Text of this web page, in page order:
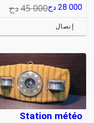
28 000 دج45 000دج
إتصال
Station météo